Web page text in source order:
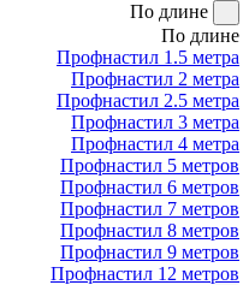
По длине
По длине
Профнастил 1.5 метра
Профнастил 2 метра
Профнастил 2.5 метра
Профнастил 3 метра
Профнастил 4 метра
Профнастил 5 метров
Профнастил 6 метров
Профнастил 7 метров
Профнастил 8 метров
Профнастил 9 метров
Профнастил 12 метров